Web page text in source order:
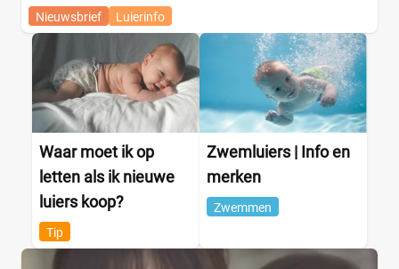
Nieuwsbrief Luierinfo
Waar moet ik op
letten als ik nieuwe
luiers koop?
Tip
Zwemluiers | Info en
merken
Zwemmen